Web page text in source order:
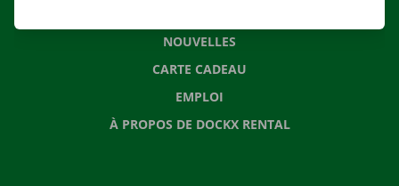
NOUVELLES
CARTE CADEAU
EMPLOI
À PROPOS DE DOCKX RENTAL